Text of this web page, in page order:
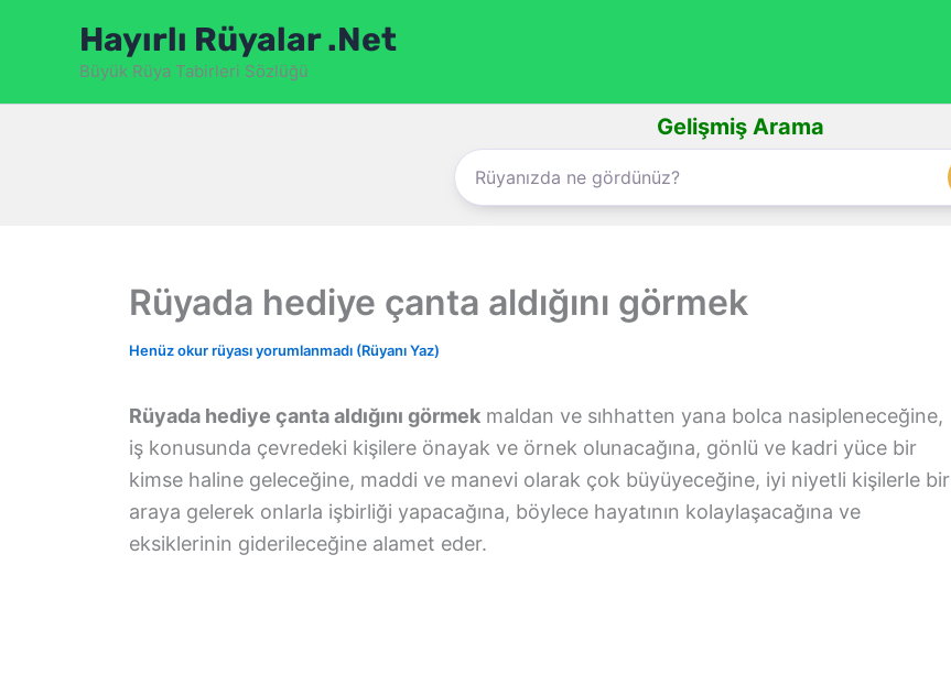
Hayırlı Rüyalar .Net
Büyük Rüya Tabirleri Sözlüğü
Gelişmiş Arama
Rüyada hediye çanta aldığını görmek
Henüz okur rüyası yorumlanmadı (Rüyanı Yaz)
Rüyada hediye çanta aldığını görmek maldan ve sıhhatten yana bolca nasipleneceğine,
iş konusunda çevredeki kişilere önayak ve örnek olunacağına, gönlü ve kadri yüce bir
kimse haline geleceğine, maddi ve manevi olarak çok büyüyeceğine, iyi niyetli kişilerle bir
araya gelerek onlarla işbirliği yapacağına, böylece hayatının kolaylaşacağına ve
eksiklerinin giderileceğine alamet eder.